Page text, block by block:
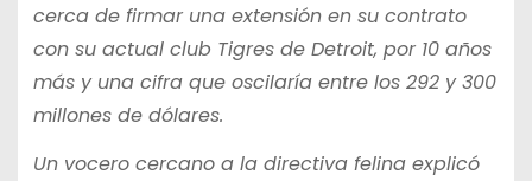
cerca de firmar una extensión en su contrato
con su actual club Tigres de Detroit, por 10 años
más y una cifra que oscilaría entre los 292 y 300
millones de dólares.
Un vocero cercano a la directiva felina explicó